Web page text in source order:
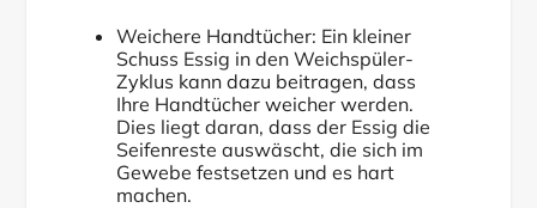
Weichere Handtücher: Ein kleiner
Schuss Essig in den Weichspüler-
Zyklus kann dazu beitragen, dass
Ihre Handtücher weicher werden.
Dies liegt daran, dass der Essig die
Seifenreste auswäscht, die sich im
Gewebe festsetzen und es hart
machen.